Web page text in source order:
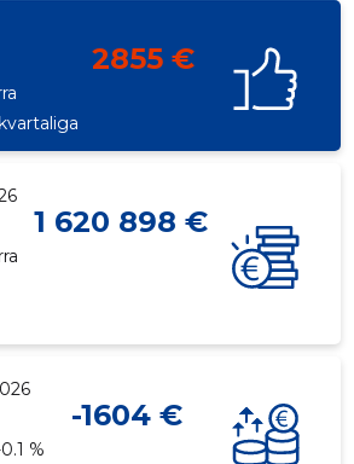
2855 €
1 620 898 €
-1604 €
%